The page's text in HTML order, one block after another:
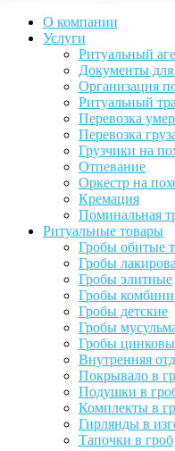
О компании
Услуги
Ритуальный
Документы
Организация
Ритуальный
Перевозка
Перевозка
Грузчики на
Отпевание
Оркестр на
Кремация
Поминальная
Ритуальные товары
Гробы обитые
Гробы
Гробы элитные
Гробы
Гробы детские
Гробы
Гробы
Внутренняя
Покрывало в
Подушки в
Комплекты в
Гирлянды в
Тапочки в гроб